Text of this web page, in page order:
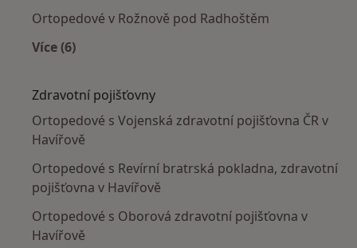
Ortopedové v Rožnově pod Radhoštěm
Více (6)
Zdravotní pojišťovny
Ortopedové s Vojenská zdravotní pojišťovna ČR v
Havířově
Ortopedové s Revírní bratrská pokladna, zdravotní
pojišťovna v Havířově
Ortopedové s Oborová zdravotní pojišťovna v
Havířově